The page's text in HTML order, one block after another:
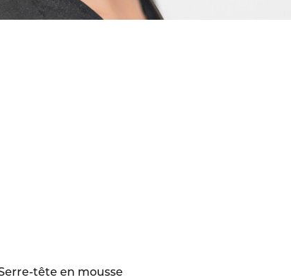
tête en mousse